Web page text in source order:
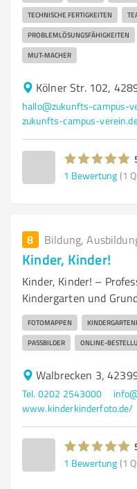
TECHNISCHE FERTIGKEITEN
PROBLEMLÖSUNGSFÄHIGKEITEN
MUT-MACHER
Kölner Str. 102,
hallo@zukunfts-campus-
zukunfts-campus-
1 Bewertung (1
8 Bildung,
Kinder, Kinder!
Kinder, Kinder! –
Kindergarten und
FOTOMAPPEN
PASSBILDER ONLINE-
Walbrecken 3,
Tel. 0202 2543000
www.kinderkinderfoto.de/
1 Bewertung (1